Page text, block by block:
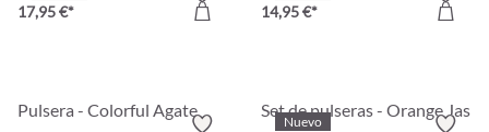
17,95 €* 14,95 €*
Pulsera - Colorful Agate
Nuevo
Set de pulseras - Orange